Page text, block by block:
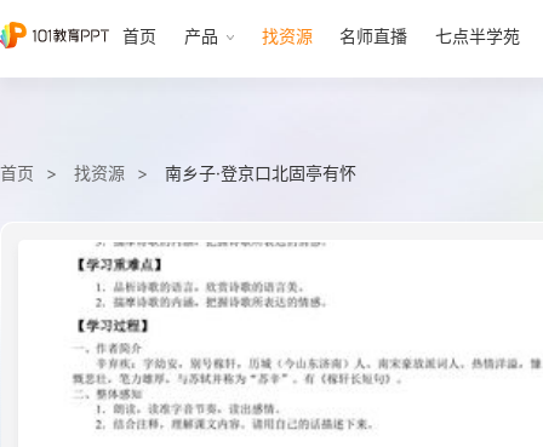
首页 产品 找资源 名师直播 七点半学苑
首页 找资源 南乡子·登京口北固亭有怀